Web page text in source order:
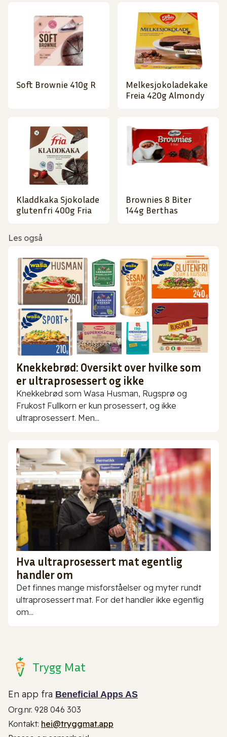
Soft Brownie 410g R
Melkesjokoladekake
Freia 420g Almondy
Kladdkaka Sjokolade
glutenfri 400g Fria
Brownies 8 Biter
144g Berthas
Les også
Knekkebrød: Oversikt over hvilke som
er ultraprosessert og ikke
Knekkebrød som Wasa Husman, Rugsprø og
Frukost Fullkorn er kun prosessert, og ikke
ultraprosessert. Men...
Hva ultraprosessert mat egentlig
handler om
Det finnes mange misforståelser og myter rundt
ultraprosessert mat. For det handler ikke egentlig
om...
Trygg Mat
En app fra Beneficial Apps AS
Org.nr. 928 046 303
Kontakt: hei@tryggmat.app